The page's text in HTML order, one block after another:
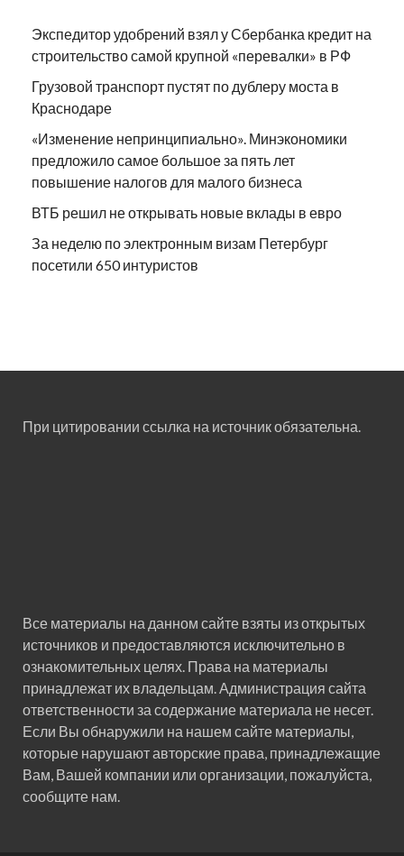
Экспедитор удобрений взял у Сбербанка кредит на
строительство самой крупной «перевалки» в РФ
Грузовой транспорт пустят по дублеру моста в
Краснодаре
«Изменение непринципиально». Минэкономики
предложило самое большое за пять лет
повышение налогов для малого бизнеса
ВТБ решил не открывать новые вклады в евро
За неделю по электронным визам Петербург
посетили 650 интуристов
При цитировании ссылка на источник обязательна.
Все материалы на данном сайте взяты из открытых
источников и предоставляются исключительно в
ознакомительных целях. Права на материалы
принадлежат их владельцам. Администрация сайта
ответственности за содержание материала не несет.
Если Вы обнаружили на нашем сайте материалы,
которые нарушают авторские права, принадлежащие
Вам, Вашей компании или организации, пожалуйста,
сообщите нам.